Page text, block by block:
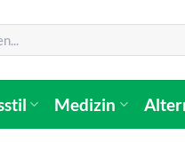
Medizin